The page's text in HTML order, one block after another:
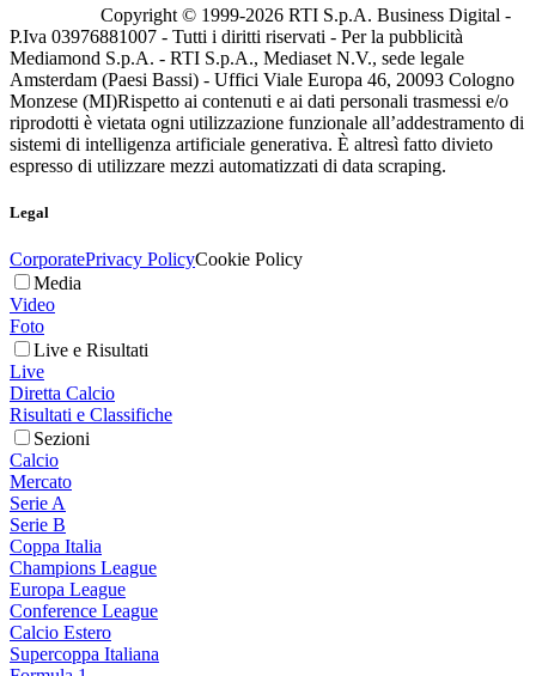
Copyright © 1999-2026 RTI S.p.A. Business Digital -
P.Iva 03976881007 - Tutti i diritti riservati - Per la pubblicità
Mediamond S.p.A. - RTI S.p.A., Mediaset N.V., sede legale
Amsterdam (Paesi Bassi) - Uffici Viale Europa 46, 20093 Cologno
Monzese (MI)Rispetto ai contenuti e ai dati personali trasmessi e/o
riprodotti è vietata ogni utilizzazione funzionale all’addestramento di
sistemi di intelligenza artificiale generativa. È altresì fatto divieto
espresso di utilizzare mezzi automatizzati di data scraping.
Legal
CorporatePrivacy PolicyCookie Policy
Media
Video
Foto
Live e Risultati
Live
Diretta Calcio
Risultati e Classifiche
Sezioni
Calcio
Mercato
Serie A
Serie B
Coppa Italia
Champions League
Europa League
Conference League
Calcio Estero
Supercoppa Italiana